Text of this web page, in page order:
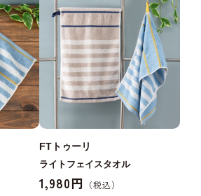
FTトゥーリ
ライトフェイスタオル
1,980円